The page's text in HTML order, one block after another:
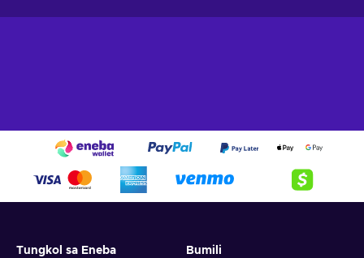
Tungkol sa Eneba Bumili